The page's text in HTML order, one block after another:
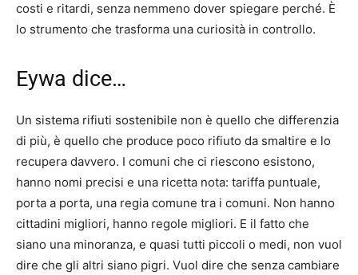
costi e ritardi, senza nemmeno dover spiegare perché. È
lo strumento che trasforma una curiosità in controllo.
Eywa dice…
Un sistema rifiuti sostenibile non è quello che differenzia
di più, è quello che produce poco rifiuto da smaltire e lo
recupera davvero. I comuni che ci riescono esistono,
hanno nomi precisi e una ricetta nota: tariffa puntuale,
porta a porta, una regia comune tra i comuni. Non hanno
cittadini migliori, hanno regole migliori. E il fatto che
siano una minoranza, e quasi tutti piccoli o medi, non vuol
dire che gli altri siano pigri. Vuol dire che senza cambiare